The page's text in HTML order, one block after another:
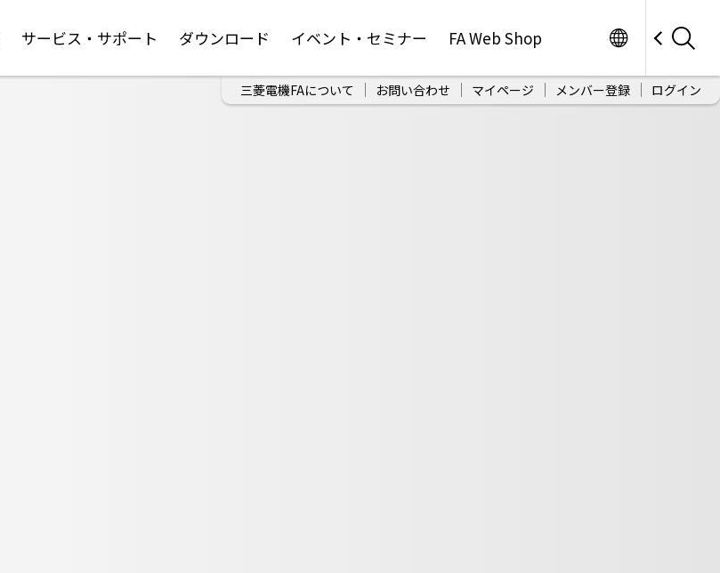
サービス・サポート ダウンロード イベント・セミナー FA Web Shop
三菱電機FAについて お問い合わせ マイページ メンバー登録 ログイン